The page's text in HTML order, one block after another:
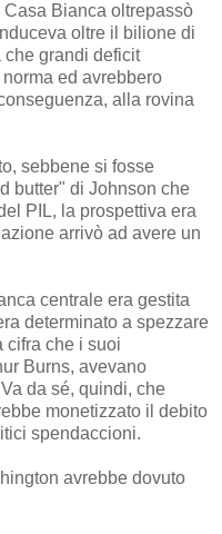
Bianca oltrepassò
oltre il bilione di
grandi deficit
ed avrebbero
alla rovina
sebbene si fosse
butter" di Johnson che
PIL, la prospettiva era
arrivò ad avere un
centrale era gestita
determinato a spezzare
cifra che i suoi
Burns, avevano
da sé, quindi, che
monetizzato il debito
spendaccioni.
avrebbe dovuto